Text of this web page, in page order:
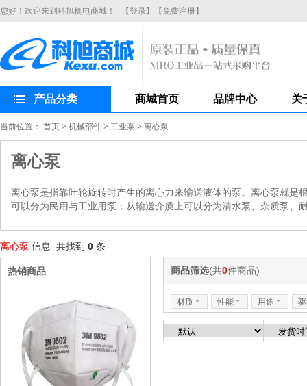
您好！欢迎来到科旭机电商城！ 【登录】 【免费注册】
产品分类 商城首页 品牌中心 关
当前位置： 首页 > 机械部件 > 工业泵 > 离心泵
离心泵
离心泵是指靠叶轮旋转时产生的离心力来输送液体的泵。离心泵就
可以分为民用与工业用泵；从输送介质上可以分为清水泵、杂质泵、
离心泵 信息 共找到 0 条
商品筛选(共0件商品)
材质 6 性能 6 用途 6
热销商品